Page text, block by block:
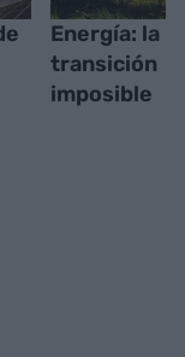
Energía: la
transición
imposible